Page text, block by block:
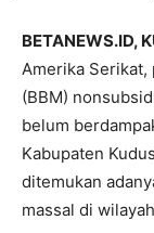
BETANEWS.ID,
Amerika Serikat,
(BBM)
belum
Kabupaten
ditemukan
massal di